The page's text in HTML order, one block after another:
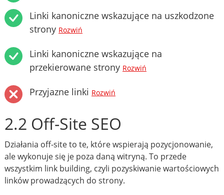
Linki kanoniczne wskazujące na uszkodzone
strony Rozwiń
Linki kanoniczne wskazujące na
przekierowane strony Rozwiń
Przyjazne linki Rozwiń
2.2 Off-Site SEO
Działania off-site to te, które wspierają pozycjonowanie,
ale wykonuje się je poza daną witryną. To przede
wszystkim link building, czyli pozyskiwanie wartościowych
linków prowadzących do strony.